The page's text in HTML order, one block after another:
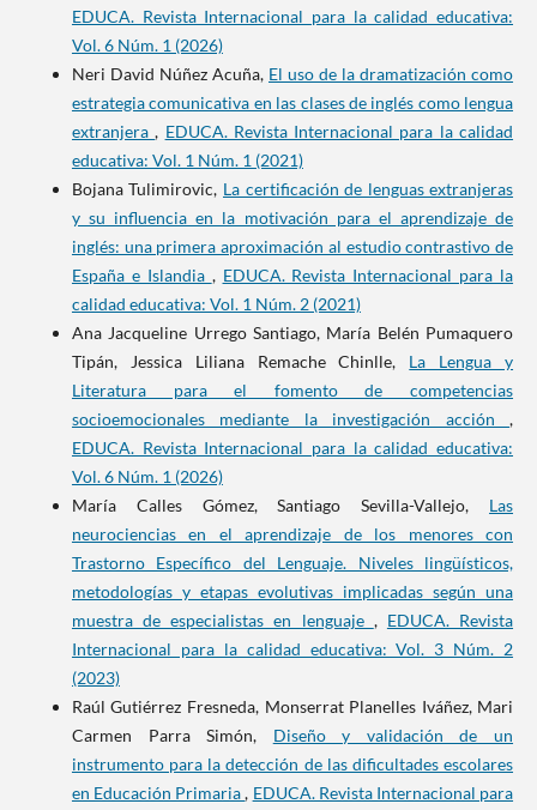
EDUCA. Revista Internacional para la calidad educativa:
Vol. 6 Núm. 1 (2026)
Neri David Núñez Acuña, El uso de la dramatización como
estrategia comunicativa en las clases de inglés como lengua
extranjera, EDUCA. Revista Internacional para la calidad
educativa: Vol. 1 Núm. 1 (2021)
Bojana Tulimirovic, La certificación de lenguas extranjeras
y su influencia en la motivación para el aprendizaje de
inglés: una primera aproximación al estudio contrastivo de
España e Islandia , EDUCA. Revista Internacional para la
calidad educativa: Vol. 1 Núm. 2 (2021)
Ana Jacqueline Urrego Santiago, María Belén Pumaquero
Tipán, Jessica Liliana Remache Chinlle, La Lengua y
Literatura para el fomento de competencias
socioemocionales mediante la investigación acción,
EDUCA. Revista Internacional para la calidad educativa:
Vol. 6 Núm. 1 (2026)
María Calles Gómez, Santiago Sevilla-Vallejo, Las
neurociencias en el aprendizaje de los menores con
Trastorno Específico del Lenguaje. Niveles lingüísticos,
metodologías y etapas evolutivas implicadas según una
muestra de especialistas en lenguaje , EDUCA. Revista
Internacional para la calidad educativa: Vol. 3 Núm. 2
(2023)
Raúl Gutiérrez Fresneda, Monserrat Planelles Iváñez, Mari
Carmen Parra Simón, Diseño y validación de un
instrumento para la detección de las dificultades escolares
en Educación Primaria, EDUCA. Revista Internacional para